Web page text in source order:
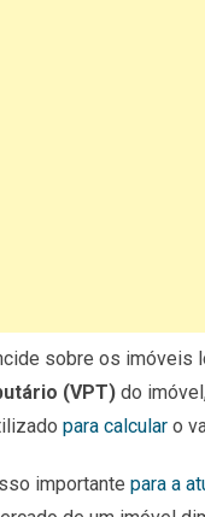
sobre os imóveis
(VPT) do
para calcular o
importante para a